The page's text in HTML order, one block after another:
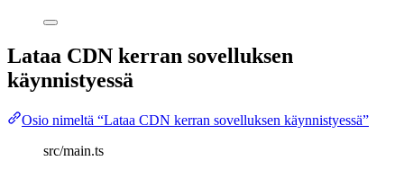
Lataa CDN kerran sovelluksen
käynnistyessä
Osio nimeltä “Lataa CDN kerran sovelluksen käynnistyessä”
src/main.ts